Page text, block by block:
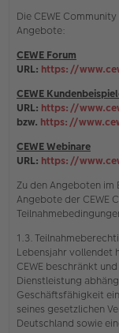
Die CEWE
Angebote:
CEWE Forum
URL: https://
CEWE
URL: https://
bzw. https://
CEWE Webinare
URL: https://
Zu den Angeboten im
Angebote der CEWE
1.3.
Lebensjahr vollendet
CEWE beschränkt
Dienstleistung
Geschäftsfähigkeit
seines gesetzlichen
Deutschland sowie